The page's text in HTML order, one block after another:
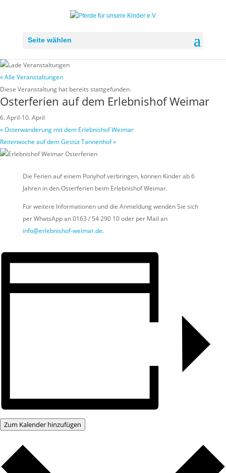
Seite wählen
« Alle Veranstaltungen
Diese Veranstaltung hat bereits stattgefunden.
Osterferien auf dem Erlebnishof Weimar
6. April-10. April
«Osterwanderung mit dem Erlebnishof Weimar
Reiterwoche auf dem Gestüt Tannenhof»
Die Ferien auf einem Ponyhof verbringen, können Kinder ab 6
Jahren in den Osterferien beim Erlebnishof Weimar.
Für weitere Informationen und die Anmeldung wenden Sie sich
per WhatsApp an 0163 / 54 290 10 oder per Mail an
info@erlebnishof-weimar.de.
Zum Kalender hinzufügen